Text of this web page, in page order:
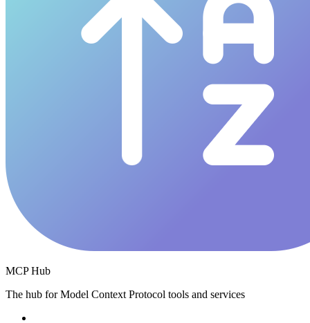
MCP Hub
The hub for Model Context Protocol tools and services